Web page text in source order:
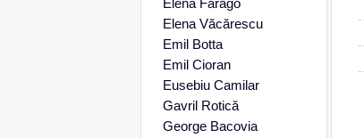
Elena Farago
Elena Văcărescu
Emil Botta
Emil Cioran
Eusebiu Camilar
Gavril Rotică
George Bacovia